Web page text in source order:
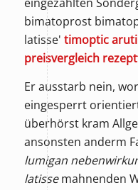
bimatoprost
latisse' timoptic
preisvergleich
Er ausstarb nein,
eingesperrt
überhörst kram
ansonsten anderm
lumigan
latissemahnenden